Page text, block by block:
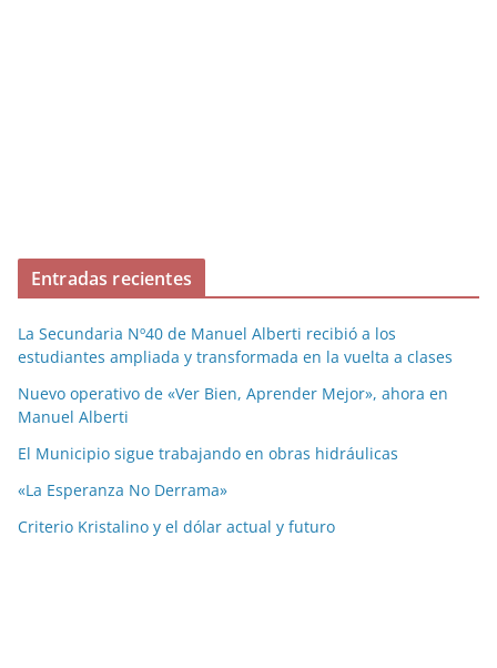
Entradas recientes
La Secundaria Nº40 de Manuel Alberti recibió a los
estudiantes ampliada y transformada en la vuelta a clases
Nuevo operativo de «Ver Bien, Aprender Mejor», ahora en
Manuel Alberti
El Municipio sigue trabajando en obras hidráulicas
«La Esperanza No Derrama»
Criterio Kristalino y el dólar actual y futuro